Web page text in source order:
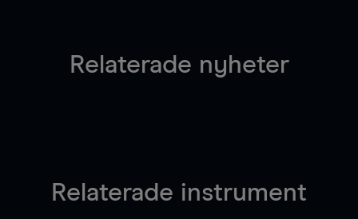
Relaterade nyheter
Relaterade instrument